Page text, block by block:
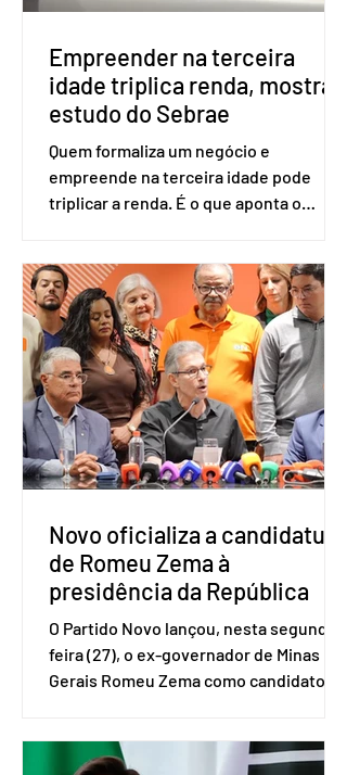
reconh
Empreender na terceira
idade triplica renda, mostra
estudo do Sebrae
Quem formaliza um negócio e
empreende na terceira idade pode
triplicar a renda. É o que aponta o
Amostra de Domicílio (PNAD Contínua),
do Serviço Brasileiro de Apoio às Micro
e Pequenas Empresas (Sebrae),
realizado a partir de dados do Instituto
Brasileiro de Geografia e Estatística
(IBGE). O estudo do Sebrae mostra que,
no quarto trimestre de 2025, os
empreendedores 60+ formalizados
atingiram o maior rendime
Novo oficializa a candidatura
de Romeu Zema à
presidência da República
O Partido Novo lançou, nesta segunda-
feira (27), o ex-governador de Minas
Gerais Romeu Zema como candidato à
Brasília. O Novo ainda não definiu quem